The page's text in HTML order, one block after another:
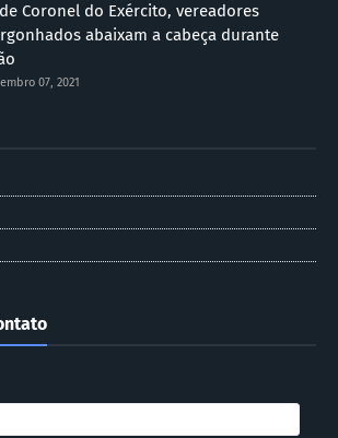
Coronel do Exército, vereadores
abaixam a cabeça durante
07, 2021